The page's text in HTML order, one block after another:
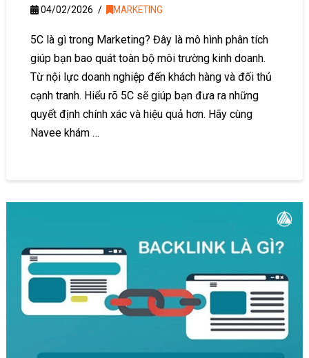
04/02/2026 MARKETING
5C là gì trong Marketing? Đây là mô hình phân tích
giúp bạn bao quát toàn bộ môi trường kinh doanh.
Từ nội lực doanh nghiệp đến khách hàng và đối thủ
cạnh tranh. Hiểu rõ 5C sẽ giúp bạn đưa ra những
quyết định chính xác và hiệu quả hơn. Hãy cùng
Navee khám …